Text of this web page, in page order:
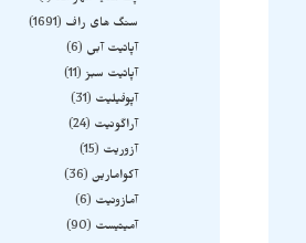
سنگ های راف
1691
آپاتیت آبی
6
آپاتیت سبز 11
آپوفیلیت
31
آراگونیت
24
آزوریت
15
آکوامارین 36
آمازونیت
6
آمیتیست
90